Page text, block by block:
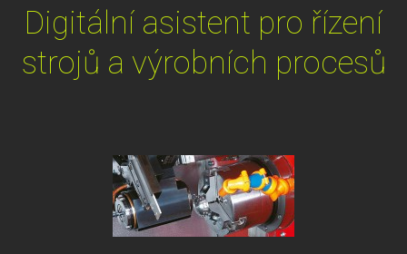
Digitální asistent pro řízení
strojů a výrobních procesů